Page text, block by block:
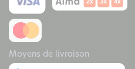
Moyens de livraison